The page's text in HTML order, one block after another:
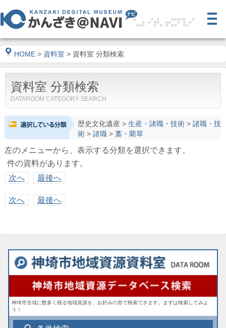
HOME > 資料室 > 資料室 分類検索
資料室 分類検索
DATAROOM CATEGORY SEARCH
歴史文化遺産> 生産・諸職・技術> 諸職・技
術> 諸職> 藁・藺草
左のメニューから、表示する分類を選択できます。
件の資料があります。
次へ
最後へ
次へ 最後へ
神埼市全域に数多く残る地域資源を、お好みの形で検索できます。まずは検索してみよ
う！